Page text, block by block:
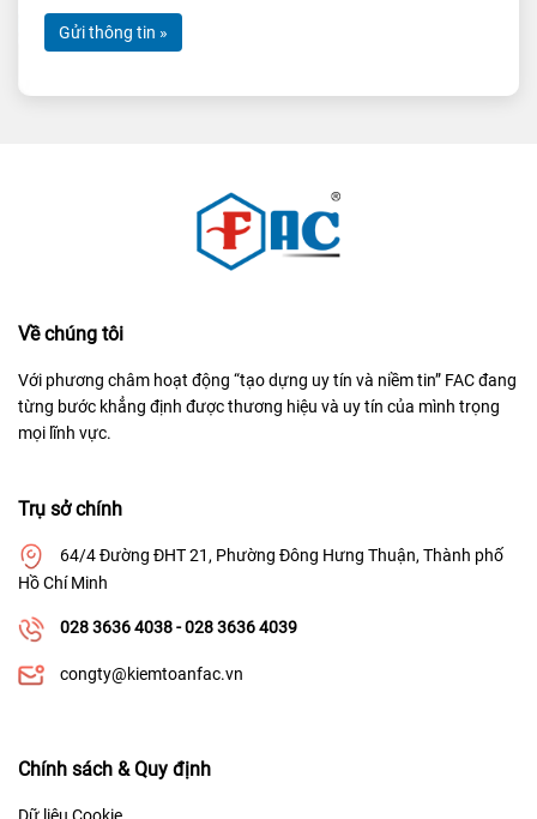
Gửi thông tin »
Về chúng tôi
Với phương châm hoạt động “tạo dựng uy tín và niềm tin” FAC đang
từng bước khẳng định được thương hiệu và uy tín của mình trọng
mọi lĩnh vực.
Trụ sở chính
64/4 Đường ĐHT 21, Phường Đông Hưng Thuận, Thành phố
Hồ Chí Minh
028 3636 4038 - 028 3636 4039
congty@kiemtoanfac.vn
Chính sách & Quy định